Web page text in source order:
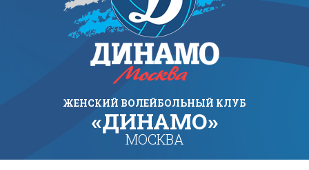
ЖЕНСКИЙ ВОЛЕЙБОЛЬНЫЙ КЛУБ
«ДИНАМО»
МОСКВА